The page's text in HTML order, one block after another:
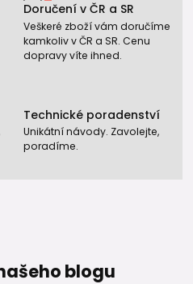
Doručení v ČR a SR
Veškeré zboží vám doručíme
kamkoliv v ČR a SR. Cenu
dopravy víte ihned.
Technické poradenství
Unikátní návody. Zavolejte,
poradíme.
blogu